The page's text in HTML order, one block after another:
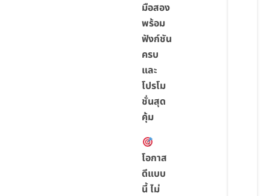
มือสอง
พร้อม
ฟังก์ชัน
ครบ
และ
โปรโม
ชั่นสุด
คุ้ม
โอกาส
ดีแบบ
นี้ ไม่